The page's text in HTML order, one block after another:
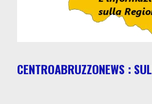
CENTROABRUZZONEWS :